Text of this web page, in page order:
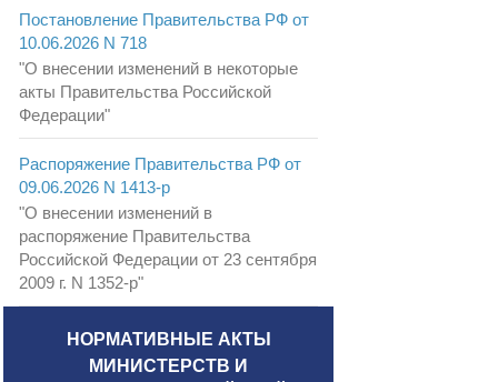
Постановление Правительства РФ от
10.06.2026 N 718
"О внесении изменений в некоторые
акты Правительства Российской
Федерации"
Распоряжение Правительства РФ от
09.06.2026 N 1413-р
"О внесении изменений в
распоряжение Правительства
Российской Федерации от 23 сентября
2009 г. N 1352-р"
НОРМАТИВНЫЕ АКТЫ
МИНИСТЕРСТВ И